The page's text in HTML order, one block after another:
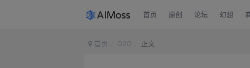
首页 原创 论坛 幻想
首页 O2O 正文